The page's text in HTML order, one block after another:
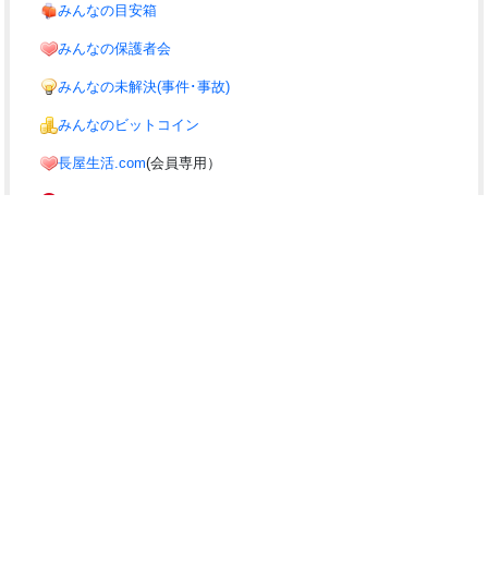
みんなの目安箱
みんなの保護者会
みんなの未解決(事件･事故)
みんなのビットコイン
長屋生活.com(会員専用）